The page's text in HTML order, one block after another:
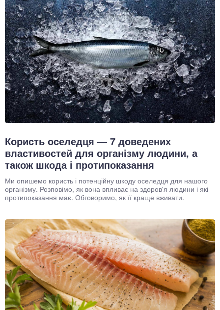
Користь оселедця — 7 доведених
властивостей для організму людини, а
також шкода і протипоказання
Ми опишемо користь і потенційну шкоду оселедця для нашого
організму. Розповімо, як вона впливає на здоров'я людини і які
протипоказання має. Обговоримо, як її краще вживати.